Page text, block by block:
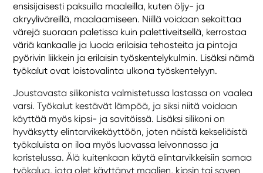
ensisijaisesti paksuilla maaleilla, kuten öljy- ja
akryyliväreillä, maalaamiseen. Niillä voidaan sekoittaa
värejä suoraan paletissa kuin palettiveitsellä, kerrostaa
väriä kankaalle ja luoda erilaisia tehosteita ja pintoja
pyörivin liikkein ja erilaisin työskentelykulmin. Lisäksi nämä
työkalut ovat loistovalinta ulkona työskentelyyn.
Joustavasta silikonista valmistetussa lastassa on vaalea
varsi. Työkalut kestävät lämpöä, ja siksi niitä voidaan
käyttää myös kipsi- ja savitöissä. Lisäksi silikoni on
hyväksytty elintarvikekäyttöön, joten näistä kekseliäistä
työkaluista on iloa myös luovassa leivonnassa ja
koristelussa. Älä kuitenkaan käytä elintarvikkeisiin samaa
työkalua, jota olet käyttänyt maalien, kipsin tai saven